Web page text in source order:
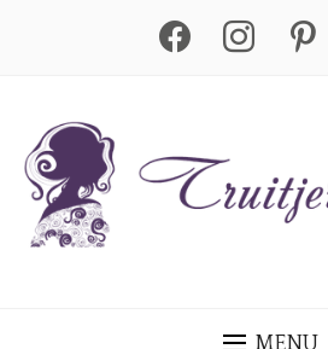
facebook instagram pinterest
MENU